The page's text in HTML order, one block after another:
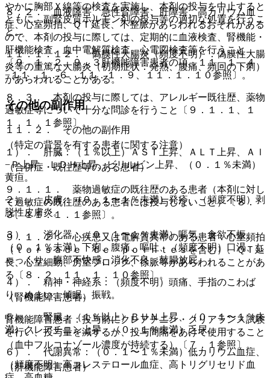
８．２． 血液障害、急性腎障害、肝障害、高カリウム血
症、心室頻拍、ＱＴ延長、不整脈があらわれるおそれがある
ので、本剤の投与に際しては、定期的に血液検査、腎機能・
肝機能検査、血中電解質検査、心電図検査等を行うこと
〔９．１．２、９．３肝機能障害患者の項、１１．１．４
−１１．１．６、１１．１．９、１１．１．１０参照〕。
８．３． 本剤の投与に際しては、アレルギー既往歴、薬物
過敏症等について十分な問診を行うこと〔９．１．１、１
１．１．１参照〕。
（特定の背景を有する患者に関する注意）
（合併症・既往歴等のある患者）
９．１．１． 薬物過敏症の既往歴のある患者（本剤に対し
て過敏症の既往歴のある患者には投与しないこと）〔８．
３、１１．１．１参照〕。
９．１．２． 心疾患又は電解質異常のある患者：心室頻拍
（ｔｏｒｓａｄｅ ｄｅ ｐｏｉｎｔｅｓを含む）、ＱＴ延
長、心室細動、房室ブロック、徐脈等があらわれることがあ
る〔８．２、１１．１．１０参照〕。
（腎機能障害患者）
腎機能障害患者：投与前にクレアチニン・クリアランス試験
を行い、投与量を減ずるか、投与間隔をあけて使用すること
（血中フルコナゾール濃度が持続する）〔７．１参照〕。
（肝機能障害患者）
やかに胸部Ｘ線等の検査を実施し、本剤の投与を中止すると
ともに、副腎皮質ホルモン剤の投与等の適切な処置を行うこ
と。
１１．１．１２． 偽膜性大腸炎（頻度不明）：偽膜性大腸
炎等の重篤な大腸炎（初期症状：発熱、腹痛、頻回の下痢）
があらわれることがある。
その他の副作用
１１．２． その他の副作用
１）． 肝臓：（１％以上）ＡＳＴ上昇、ＡＬＴ上昇、Ａｌ
−Ｐ上昇、ＬＤＨ上昇、ビリルビン上昇、（０．１％未満）
黄疸。
２）． 皮膚：（０．１〜１％未満）発疹、（頻度不明）剥
脱性皮膚炎。
３）． 消化器：（０．１〜１％未満）嘔気、食欲不振、
（０．１％未満）下痢、腹痛、嘔吐、（頻度不明）口渇、し
ゃっくり、腹部不快感、消化不良、鼓腸放屁。
４）． 精神・神経系：（頻度不明）頭痛、手指のこわば
り、めまい、傾眠、振戦。
５）． 腎臓：（１％以上）ＢＵＮ上昇、（０．１〜１％未
満）クレアチニン上昇、（０．１％未満）乏尿。
６）． 代謝異常：（０．１〜１％未満）低カリウム血症、
（頻度不明）高コレステロール血症、高トリグリセリド血